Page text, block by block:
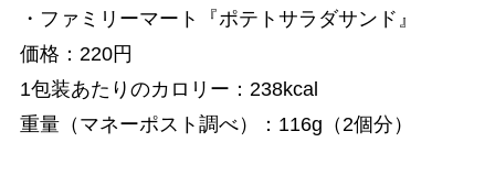
・ファミリーマート『ポテトサラダサンド』
価格：220円
1包装あたりのカロリー：238kcal
重量（マネーポスト調べ）：116g（2個分）